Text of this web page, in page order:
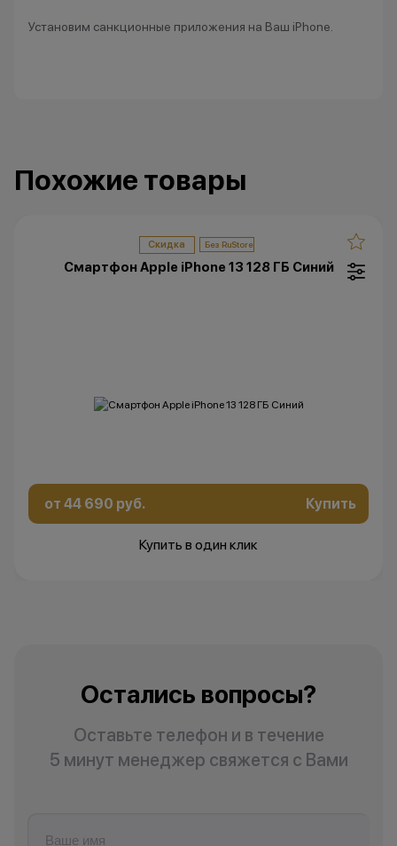
Установим санкционные приложения на Ваш iPhone.
Похожие товары
Скидка
Смартфон Apple iPhone 13 128 ГБ Синий
от 44 690 руб. Купить
Купить в один клик
Остались вопросы?
Оставьте телефон и в течение
5 минут менеджер свяжется с Вами